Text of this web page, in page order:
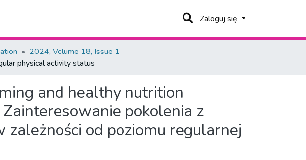
Zaloguj się
2024, Volume 18, Issue 1
physical activity status
and healthy nutrition
Zainteresowanie pokolenia z
od poziomu regularnej